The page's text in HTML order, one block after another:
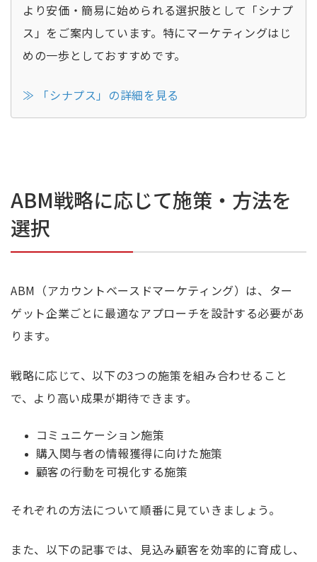
より安価・簡易に始められる選択肢として「シナプ
ス」をご案内しています。特にマーケティングはじ
めの一歩としておすすめです。
≫ 「シナプス」の詳細を見る
ABM戦略に応じて施策・方法を
選択
ABM（アカウントベースドマーケティング）は、ター
ゲット企業ごとに最適なアプローチを設計する必要があ
ります。
戦略に応じて、以下の3つの施策を組み合わせること
で、より高い成果が期待できます。
コミュニケーション施策
購入関与者の情報獲得に向けた施策
顧客の行動を可視化する施策
それぞれの方法について順番に見ていきましょう。
また、以下の記事では、見込み顧客を効率的に育成し、